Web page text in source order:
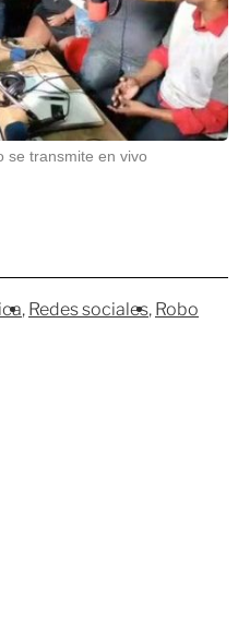
se transmite en vivo
Redes sociales Robo